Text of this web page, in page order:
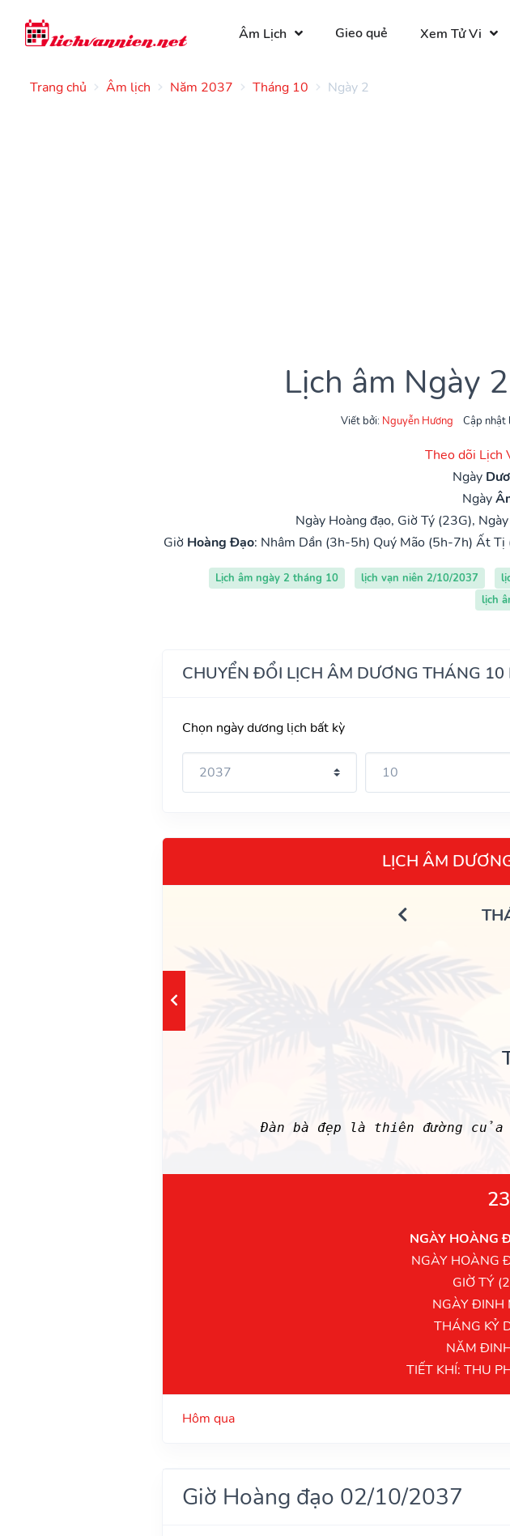
Âm Lịch Gieo quẻ Xem Tử Vi
Trang chủ Âm lịch Năm 2037 Tháng 10 Ngày 2
Lịch âm Ngày
Viết bởi: Nguyễn Hương Cập nhật
Theo dõi Lịch
Ngày
Ngày
Ngày Hoàng đạo, Giờ Tý (23G),
Giờ Hoàng Đạo: Nhâm Dần (3h-5h) Quý Mão (5h-7h) Ất Tị
Lịch âm ngày 2 tháng 10 lịch vạn niên 2/10/2037
lịch
CHUYỂN ĐỔI LỊCH ÂM DƯƠNG THÁNG
Chọn ngày dương lịch bất kỳ
LỊCH ÂM
Đàn bà đẹp là thiên đường
NGÀY HOÀNG
NGÀY HOÀNG
GIỜ TÝ
NGÀY ĐINH
THÁNG KỶ
NĂM
TIẾT KHÍ: THU
Hôm qua
Giờ Hoàng đạo 02/10/2037